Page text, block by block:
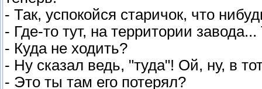
- Так, успокойся старичок, что
- Где-то тут, на территории
- Куда не ходить?
- Ну сказал ведь, "туда"! Ой, ну, в
- Это ты там его потерял?